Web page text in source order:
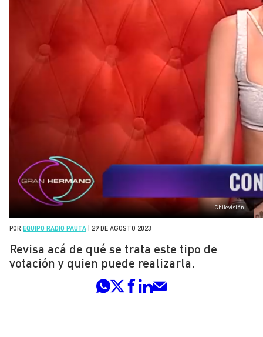
Chilevisión
POR EQUIPO RADIO PAUTA 29 DE AGOSTO 2023
Revisa acá de qué se trata este tipo de
votación y quien puede realizarla.